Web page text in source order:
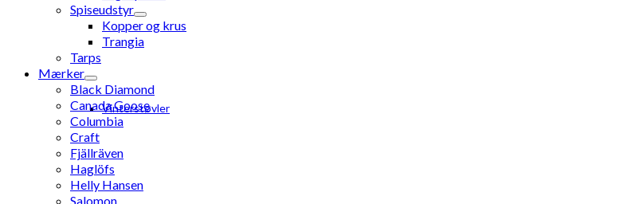
Vinterstøvler
Spiseudstyr
Kopper og krus
Trangia
Tarps
Mærker
Black Diamond
Canada Goose
Columbia
Craft
Fjällräven
Haglöfs
Helly Hansen
Salomon